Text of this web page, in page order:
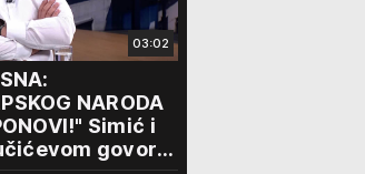
03:02
NARODA
Simić i
govoru